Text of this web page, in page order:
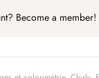
Become a member!